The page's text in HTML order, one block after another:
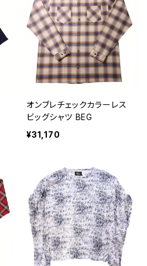
オンブレチェックカラーレス
ビッグシャツ BEG
¥31,170